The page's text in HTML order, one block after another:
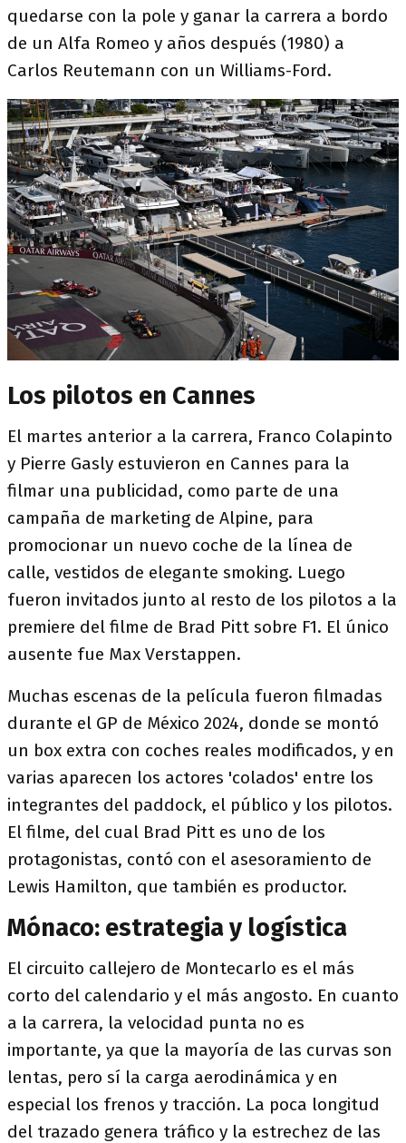
quedarse con la pole y ganar la carrera a bordo
de un Alfa Romeo y años después (1980) a
Carlos Reutemann con un Williams-Ford.
Los pilotos en Cannes
El martes anterior a la carrera, Franco Colapinto
y Pierre Gasly estuvieron en Cannes para la
filmar una publicidad, como parte de una
campaña de marketing de Alpine, para
promocionar un nuevo coche de la línea de
calle, vestidos de elegante smoking. Luego
fueron invitados junto al resto de los pilotos a la
premiere del filme de Brad Pitt sobre F1. El único
ausente fue Max Verstappen.
Muchas escenas de la película fueron filmadas
durante el GP de México 2024, donde se montó
un box extra con coches reales modificados, y en
varias aparecen los actores 'colados' entre los
integrantes del paddock, el público y los pilotos.
El filme, del cual Brad Pitt es uno de los
protagonistas, contó con el asesoramiento de
Lewis Hamilton, que también es productor.
Mónaco: estrategia y logística
El circuito callejero de Montecarlo es el más
corto del calendario y el más angosto. En cuanto
a la carrera, la velocidad punta no es
importante, ya que la mayoría de las curvas son
lentas, pero sí la carga aerodinámica y en
especial los frenos y tracción. La poca longitud
del trazado genera tráfico y la estrechez de las